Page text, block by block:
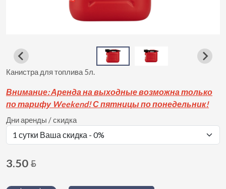
Канистра для топлива 5л.
Внимание: Аренда на выходные возможна только
по тарифу Weekend! С пятницы по понедельник!
Дни аренды / скидка
3.50 BYN